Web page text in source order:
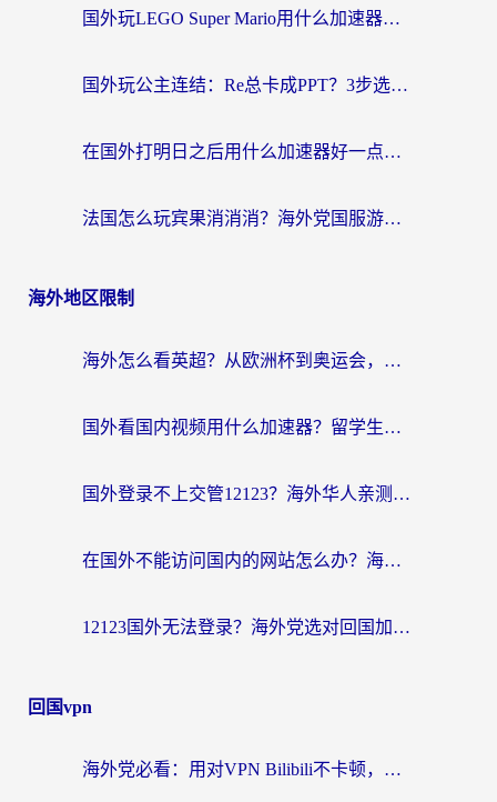
国外玩LEGO Super Mario用什么加速器？2026海外玩家亲测有效指南
国外玩公主连结：Re总卡成PPT？3步选对加速器，畅玩国服无压力
在国外打明日之后用什么加速器好一点？海外玩家亲测有效的国服游戏加速指南
法国怎么玩宾果消消消？海外党国服游戏加速器终极指南（附漫威召唤与合成解决办法）
海外地区限制
海外怎么看英超？从欧洲杯到奥运会，一份让你不卡壳的中文解说观看指南
国外看国内视频用什么加速器？留学生和海外华人的实用指南
国外登录不上交管12123？海外华人亲测有效的回国加速器选择指南
在国外不能访问国内的网站怎么办？海外党必看的无缝回国上网指南
12123国外无法登录？海外党选对回国加速器，轻松解决国内资源访问难题
回国vpn
海外党必看：用对VPN Bilibili不卡顿，英国玩国内游戏也丝滑——2026回国加速器选择指南